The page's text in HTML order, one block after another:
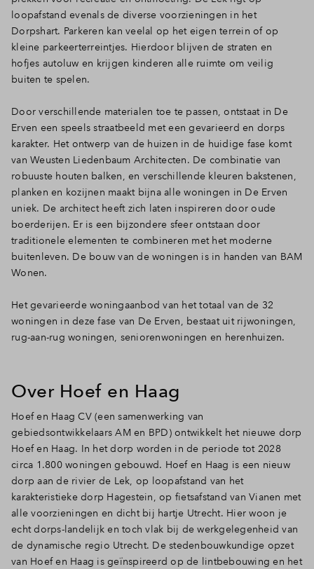
loopafstand evenals de diverse voorzieningen in het
Dorpshart. Parkeren kan veelal op het eigen terrein of op
kleine parkeerterreintjes. Hierdoor blijven de straten en
hofjes autoluw en krijgen kinderen alle ruimte om veilig
buiten te spelen.
Door verschillende materialen toe te passen, ontstaat in De
Erven een speels straatbeeld met een gevarieerd en dorps
karakter. Het ontwerp van de huizen in de huidige fase komt
van Weusten Liedenbaum Architecten. De combinatie van
robuuste houten balken, en verschillende kleuren bakstenen,
planken en kozijnen maakt bijna alle woningen in De Erven
uniek. De architect heeft zich laten inspireren door oude
boerderijen. Er is een bijzondere sfeer ontstaan door
traditionele elementen te combineren met het moderne
buitenleven. De bouw van de woningen is in handen van BAM
Wonen.
Het gevarieerde woningaanbod van het totaal van de 32
woningen in deze fase van De Erven, bestaat uit rijwoningen,
rug-aan-rug woningen, seniorenwoningen en herenhuizen.
Over Hoef en Haag
Hoef en Haag CV (een samenwerking van
gebiedsontwikkelaars AM en BPD) ontwikkelt het nieuwe dorp
Hoef en Haag. In het dorp worden in de periode tot 2028
circa 1.800 woningen gebouwd. Hoef en Haag is een nieuw
dorp aan de rivier de Lek, op loopafstand van het
karakteristieke dorp Hagestein, op fietsafstand van Vianen met
alle voorzieningen en dicht bij hartje Utrecht. Hier woon je
echt dorps-landelijk en toch vlak bij de werkgelegenheid van
de dynamische regio Utrecht. De stedenbouwkundige opzet
van Hoef en Haag is geïnspireerd op de lintbebouwing en het